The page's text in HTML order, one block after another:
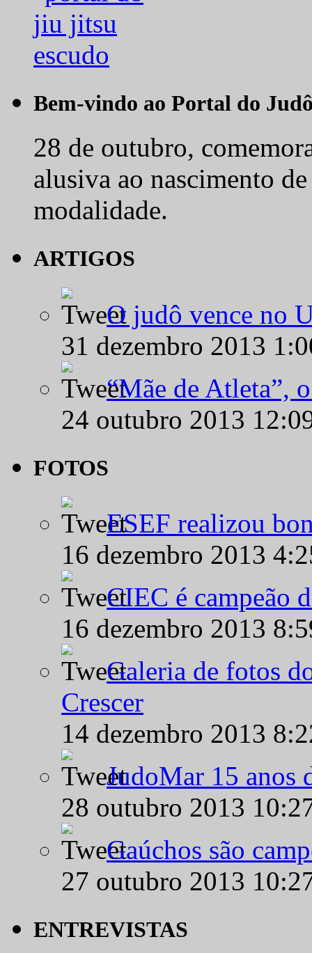
Bem-vindo ao Portal do
28 de outubro,
alusiva ao nascimento
modalidade.
ARTIGOS
O judô vence no
31 dezembro 2013
“Mãe de Atleta”,
24 outubro 2013
FOTOS
ESEF realizou
16 dezembro 2013
CIEC é campeão
16 dezembro 2013
Galeria de fotos
Crescer
14 dezembro 2013
JudoMar 15 anos
28 outubro 2013
Gaúchos são
27 outubro 2013
ENTREVISTAS